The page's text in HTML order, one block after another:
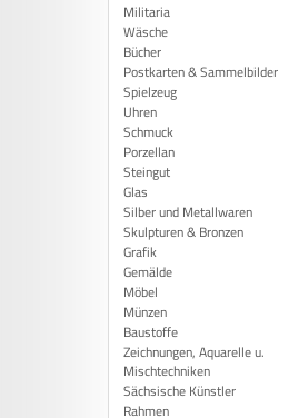
Militaria
Wäsche
Bücher
Postkarten & Sammelbilder
Spielzeug
Uhren
Schmuck
Porzellan
Steingut
Glas
Silber und Metallwaren
Skulpturen & Bronzen
Grafik
Gemälde
Möbel
Münzen
Baustoffe
Zeichnungen, Aquarelle u.
Mischtechniken
Sächsische Künstler
Rahmen